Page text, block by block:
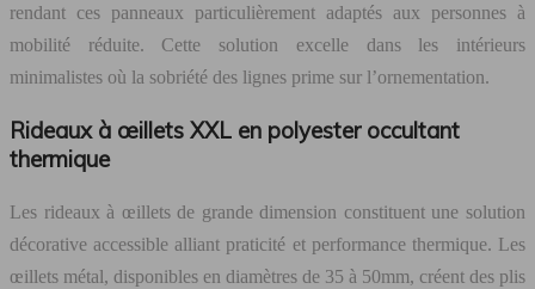
rendant ces panneaux particulièrement adaptés aux personnes à
mobilité réduite. Cette solution excelle dans les intérieurs
minimalistes où la sobriété des lignes prime sur l’ornementation.
Rideaux à œillets XXL en polyester occultant
thermique
Les rideaux à œillets de grande dimension constituent une solution
décorative accessible alliant praticité et performance thermique. Les
œillets métal, disponibles en diamètres de 35 à 50mm, créent des plis